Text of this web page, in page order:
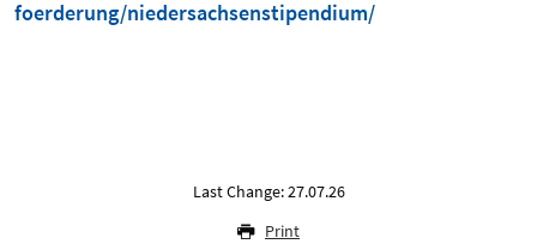
foerderung/niedersachsenstipendium/
Last Change: 27.07.26
Print